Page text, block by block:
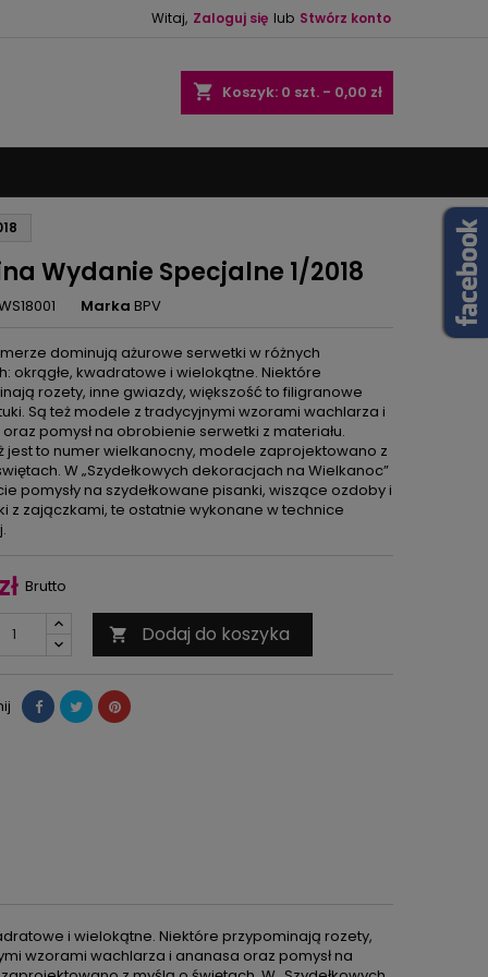
Witaj, Zaloguj się lub Stwórz konto
shopping_cart Koszyk: 0 szt. - 0,00 zł
Wydanie Specjalne 1/2018
Marka BPV
dominują ażurowe serwetki w różnych
okrągłe, kwadratowe i wielokątne. Niektóre
rozety, inne gwiazdy, większość to filigranowe
Są też modele z tradycyjnymi wzorami wachlarza i
pomysł na obrobienie serwetki z materiału.
jest to numer wielkanocny, modele zaprojektowano z
W „Szydełkowych dekoracjach na Wielkanoc”
pomysły na szydełkowane pisanki, wiszące ozdoby i
z zajączkami, te ostatnie wykonane w technice
Brutto
 Dodaj do koszyka
i wielokątne. Niektóre przypominają rozety,
wzorami wachlarza i ananasa oraz pomysł na